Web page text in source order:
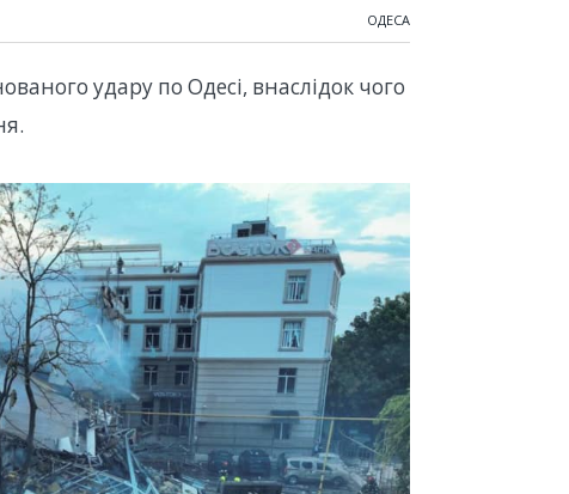
ОДЕСА
удару по Одесі, внаслідок чого